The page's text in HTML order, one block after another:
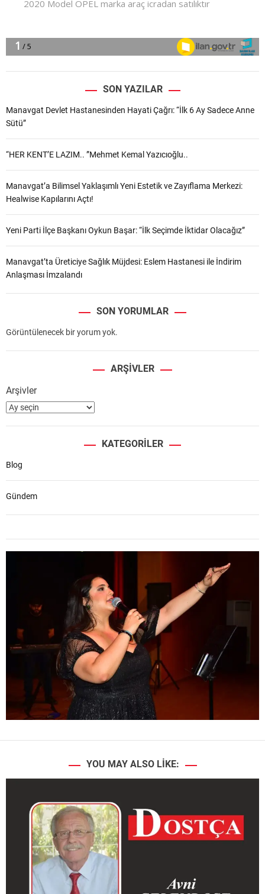
SON YAZILAR
Manavgat Devlet Hastanesinden Hayati Çağrı: “İlk 6 Ay Sadece Anne
Sütü”
“HER KENT’E LAZIM.. ”Mehmet Kemal Yazıcıoğlu..
Manavgat’a Bilimsel Yaklaşımlı Yeni Estetik ve Zayıflama Merkezi:
Healwise Kapılarını Açtı!
Yeni Parti İlçe Başkanı Oykun Başar: “İlk Seçimde İktidar Olacağız”
Manavgat’ta Üreticiye Sağlık Müjdesi: Eslem Hastanesi ile İndirim
Anlaşması İmzalandı
SON YORUMLAR
Görüntülenecek bir yorum yok.
ARŞIVLER
Arşivler
KATEGORILER
Blog
Gündem
YOU MAY ALSO LIKE: